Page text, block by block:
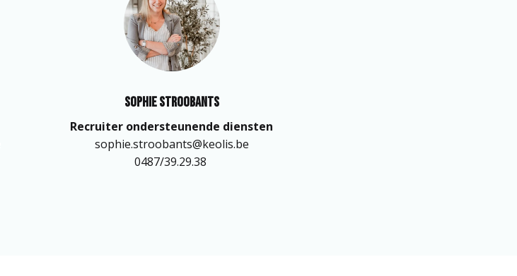
Sophie Stroobants
sophie.stroobants@keolis.be
0487/39.29.38